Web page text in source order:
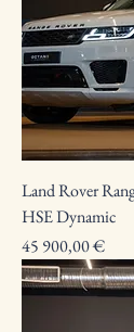
Land Rover
HSE Dynamic
Preço
45 900,00 €